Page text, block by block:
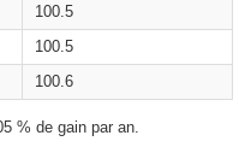
100.5
100.5
100.6
% de gain par an.